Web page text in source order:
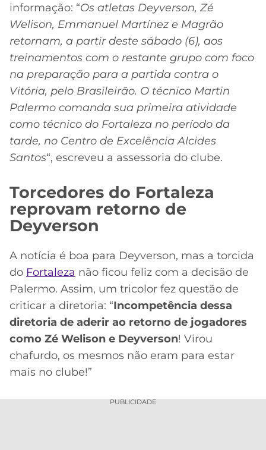
informação: “Os atletas Deyverson, Zé
Welison, Emmanuel Martínez e Magrão
retornam, a partir deste sábado (6), aos
treinamentos com o restante grupo com foco
na preparação para a partida contra o
Vitória, pelo Brasileirão. O técnico Martin
Palermo comanda sua primeira atividade
como técnico do Fortaleza no período da
tarde, no Centro de Excelência Alcides
Santos“, escreveu a assessoria do clube.
Torcedores do Fortaleza
reprovam retorno de
Deyverson
A notícia é boa para Deyverson, mas a torcida
do Fortaleza não ficou feliz com a decisão de
Palermo. Assim, um tricolor fez questão de
criticar a diretoria: “Incompetência dessa
diretoria de aderir ao retorno de jogadores
como Zé Welison e Deyverson! Virou
chafurdo, os mesmos não eram para estar
mais no clube!”
PUBLICIDADE